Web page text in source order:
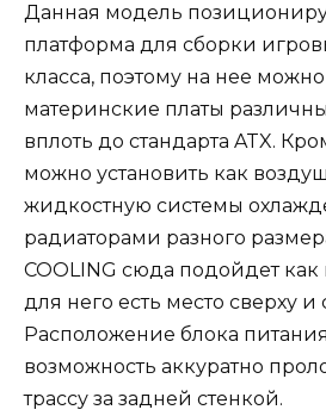
Данная модель
платформа для сборки
класса, поэтому на нее можно
материнские платы
вплоть до стандарта ATX.
можно установить как
жидкостную системы
радиаторами разного
COOLING сюда подойдет
для него есть место сверху и
Расположение блока
возможность аккуратно
трассу за задней стенкой.